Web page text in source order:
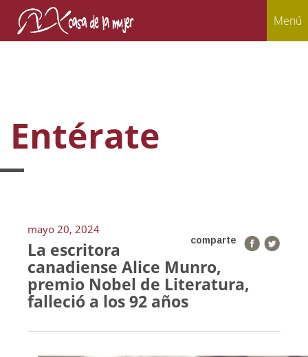
Menú
Entérate
mayo 20, 2024
comparte
La escritora
canadiense Alice Munro,
premio Nobel de Literatura,
falleció a los 92 años